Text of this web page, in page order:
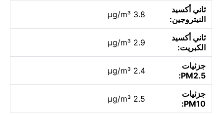
ثاني أكسيد
النيتروجين:
3.8 µg/m³
ثاني أكسيد
الكبريت:
2.9 µg/m³
جزئيات
PM2.5:
2.4 µg/m³
جزئيات
PM10:
2.5 µg/m³